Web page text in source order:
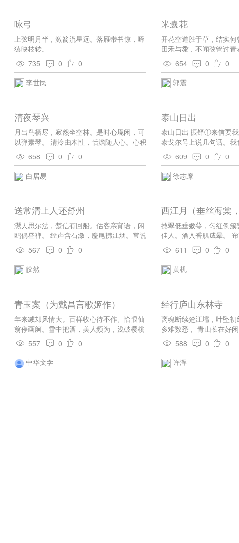
打够重阳酿酒。枫林晚家家步锦，菊篱秋处
处分金。羞将宝剑看，醉把瑶琴枕，没三杯
著甚消任。若论到机深祸亦深，却不是渊明
好饮。
咏弓
上弦明月半，激箭流星远。落雁带书惊，啼
猿映枝转。
735
0
0
李世民
米囊花
开花空道胜于草，结实
田禾与黍，不闻弦管过青
654
0
0
郭震
清夜琴兴
月出鸟栖尽，寂然坐空林。是时心境闲，可
以弹素琴。 清泠由木性，恬澹随人心。心积
和平气，木应正始音。 响馀群动息，曲罢秋
夜深。正声感元化，天地清沉沉。
658 0
0
白居易
泰山日出
泰山日出 振铎①来信要
泰戈尔号上说几句话。
一时游济南游泰山游孔陵
拉不拢心思来做整篇的文
期限快到，只得勉强坐下
话不整齐的写出。我们在
海与印度洋无比的日彩的
日出，尤其在泰山顶上，
心，当然盼望一种特异
上不同的。果然，我们
的，西方是一片的铁青，
意，宇宙只是——如用
莽苍苍的。但这是我一面
眼前只是一个见所未见的
夜暴风的工程，却砌成一
了日观峰与我们所在的
北只是平铺着弥漫的云
宛似无量数厚毳长绒的绵
着，卷耳与弯角都依稀辨
这茫茫的云海中，我独自
岛上，发生了奇异的幻
609 0
0
徐志摩
送常清上人还舒州
灊人思尔法，楚信有回船。估客亲宵语，闲
鸥偶昼禅。 经声含石潋，麈尾拂江烟。常说
归山意，诛茅庐霍前。
567 0
0
皎然
西江月（垂丝海棠
捻翠低垂嫩萼，匀红倒
佳人。酒入香肌成晕。
曲曲池亭。枝头不起梦春
醒。 611 0
0
黄机
青玉案（为戴昌言歌姬作）
年来减却风情大。百样收心待不作。恰恨仙
翁停画舸。雪中把酒，美人频为，浅破樱桃
颗。 清歌谁许阳春和。悄不放、遥空片云
过。惊落梁尘浑可可。一声啭处，故园春
近，桃李还知麽。
557 0
0
中华文学
经行庐山东林寺
离魂断续楚江壖，叶坠
多难数悉， 青山长在好
禄，未得空堂学坐禅。
应须入五湖烟。
588 0
0
许浑